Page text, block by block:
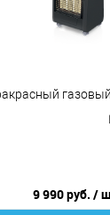
9 990 руб. /